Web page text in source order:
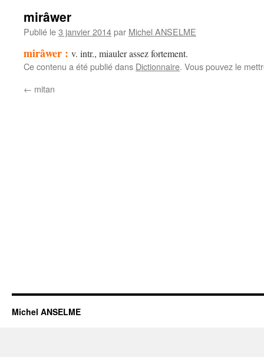
mirâwer
Publié le3 janvier 2014par Michel ANSELME
mirâwer : v. intr., miauler assez fortement.
Ce contenu a été publié dans Dictionnaire. Vous pouvez le
← mitan
Michel ANSELME